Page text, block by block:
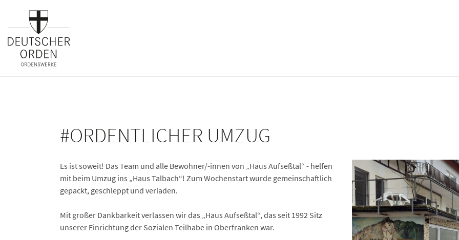
#ORDENTLICHER UMZUG
Es ist soweit! Das Team und alle Bewohner/-innen von „Haus Aufseßtal“ - helfen
mit beim Umzug ins „Haus Talbach“! Zum Wochenstart wurde gemeinschaftlich
gepackt, geschleppt und verladen.
Mit großer Dankbarkeit verlassen wir das „Haus Aufseßtal“, das seit 1992 Sitz
unserer Einrichtung der Sozialen Teilhabe in Oberfranken war.